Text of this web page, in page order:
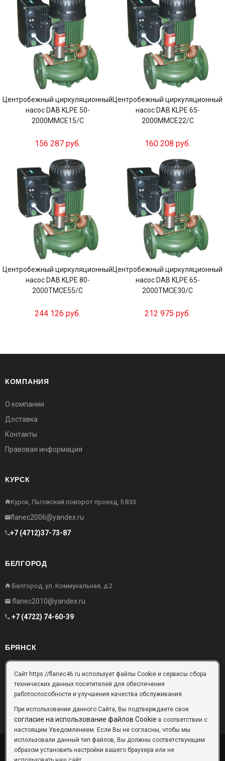
Центробежный циркуляционный
насос DAB KLPE 50-
2000MMCE15/C
156 287 руб.
Центробежный циркуляционный
насос DAB KLPE 65-
2000MMCE22/C
160 208 руб.
Центробежный циркуляционный
насос DAB KLPE 80-
2000TMCE55/C
244 126 руб.
Центробежный циркуляционный
насос DAB KLPE 65-
2000TMCE30/C
212 975 руб.
КОМПАНИЯ
О компании
Доставка
Контакты
Правовая информация
КУРСК
Курск, Льговский поворот проезд, 5 В33
flanec2006@yandex.ru
+7 (4712)37-73-87
БЕЛГОРОД
Белгород, ул. Коммунальная, д.2
flanec2010@yandex.ru
+7 (4722) 74-60-39
БРЯНСК
Брянск, Московский проезд, д.10, офис 3
flanec32@yandex.ru
Copyright © 2026 © ООО «Фланец-Комплект»
Сайт https://flanec46.ru использует файлы Cookie и сервисы сбора
технических данных посетителей для обеспечения
работоспособности и улучшения качества обслуживания.
При использовании данного Сайта, Вы подтверждаете свое
согласие на использование файлов Cookie в соответствии с
настоящим Уведомлением. Если Вы не согласны, чтобы мы
использовали данный тип файлов, Вы должны соответствующим
образом установить настройки вашего браузера или не